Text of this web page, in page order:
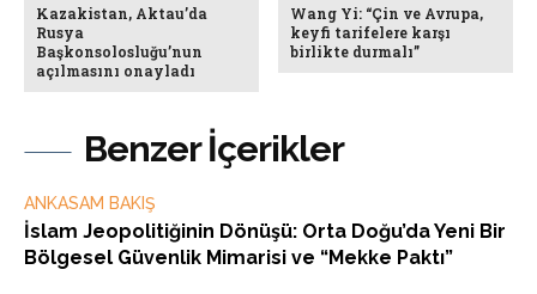
Benzer İçerikler
ANKASAM BAKIŞ
İslam Jeopolitiğinin Dönüşü: Orta Doğu’da Yeni Bir
Bölgesel Güvenlik Mimarisi ve “Mekke Paktı”
Kazakistan, Aktau’da
Rusya
Başkonsolosluğu’nun
açılmasını onayladı
Wang Yi: “Çin ve Avrupa,
keyfi tarifelere karşı
birlikte durmalı”